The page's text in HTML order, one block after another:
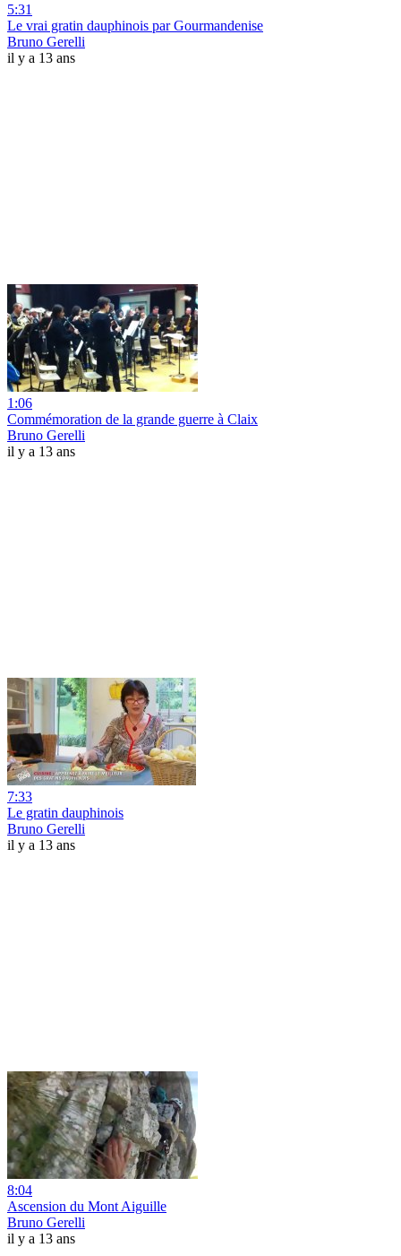
5:31
Le vrai gratin dauphinois par Gourmandenise
Bruno Gerelli
il y a 13 ans
1:06
Commémoration de la grande guerre à Claix
Bruno Gerelli
il y a 13 ans
7:33
Le gratin dauphinois
Bruno Gerelli
il y a 13 ans
8:04
Ascension du Mont Aiguille
Bruno Gerelli
il y a 13 ans